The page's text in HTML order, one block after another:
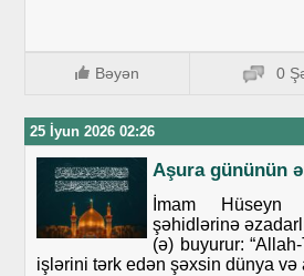
Bəyən 0
25 İyun 2026 02:26
Aşura gününün
İmam
şəhidlərinə
(ə) buyurur:
işlərini tərk edən şəxsin dünya və